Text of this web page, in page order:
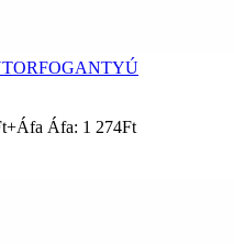
+Áfa Áfa: 1 274Ft